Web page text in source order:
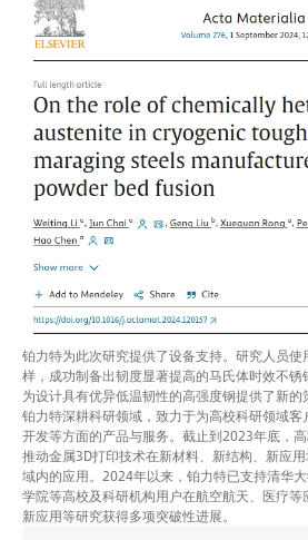
铂力特为此次研究提供了设备支持。研究人员使
样，成功制备出韧度显著提高的马氏体时效不
为设计具有优异低温韧性的高强度钢提供了新的
铂力特深耕科研领域，致力于为高校科研领域
开发等方面的产品与服务。截止到2023年底，
推动金属3D打印技术在新材料、新结构、新应
域内的应用。2024年以来，铂力特已支持清华
学院等高校及科研机构用户在航空航天、医疗等
新应用等研究获得多项突破性进展。